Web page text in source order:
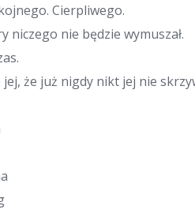
Cierpliwego.
niczego nie będzie wymuszał.
że już nigdy nikt jej nie